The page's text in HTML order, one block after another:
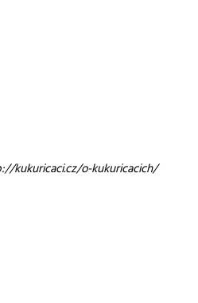
kukuricaci.cz/o-kukuricacich/